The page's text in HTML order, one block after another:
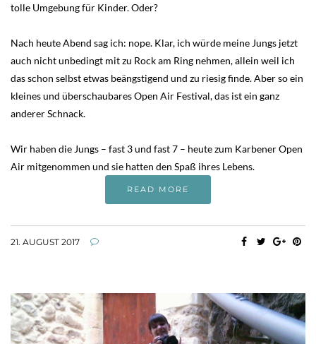
tolle Umgebung für Kinder. Oder?
Nach heute Abend sag ich: nope. Klar, ich würde meine Jungs jetzt
auch nicht unbedingt mit zu Rock am Ring nehmen, allein weil ich
das schon selbst etwas beängstigend und zu riesig finde. Aber so ein
kleines und überschaubares Open Air Festival, das ist ein ganz
anderer Schnack.
Wir haben die Jungs – fast 3 und fast 7 – heute zum Karbener Open
Air mitgenommen und sie hatten den Spaß ihres Lebens.
READ MORE
21. AUGUST 2017